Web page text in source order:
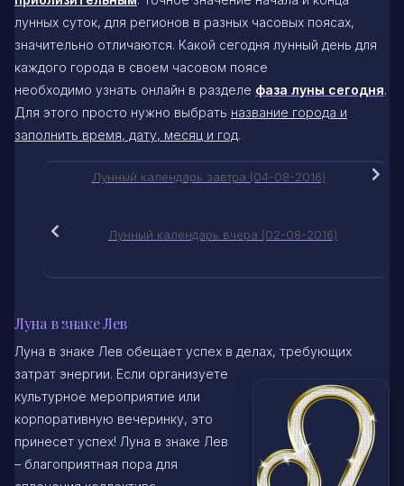
лунных суток, для регионов в разных часовых поясах,
значительно отличаются. Какой сегодня лунный день для
каждого города в своем часовом поясе
необходимо узнать онлайн в разделе фаза луны сегодня.
Для этого просто нужно выбрать название города и
заполнить время, дату, месяц и год.
Лунный календарь завтра (04-08-2016)
Лунный календарь вчера (02-08-2016)
Луна в знаке Лев
Луна в знаке Лев обещает успех в делах, требующих
затрат энергии. Если организуете
культурное мероприятие или
корпоративную вечеринку, это
принесет успех! Луна в знаке Лев
– благоприятная пора для